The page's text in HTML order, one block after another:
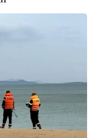
sẽ tổ chức một
thảo luận về việc
trữ uranium làm
tạo vũ khí hạt